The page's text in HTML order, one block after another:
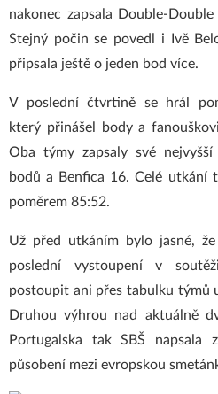
nakonec zapsala Double-
Stejný počin se povedl i Ivě
připsala ještě o jeden bod více.
V poslední čtvrtině se hrál
který přinášel body a
Oba týmy zapsaly své
bodů a Benfica 16. Celé utkání
poměrem 85:52.
Už před utkáním bylo jasné,
poslední vystoupení v
postoupit ani přes tabulku týmů
Druhou výhrou nad aktuálně
Portugalska tak SBŠ napsala
působení mezi evropskou